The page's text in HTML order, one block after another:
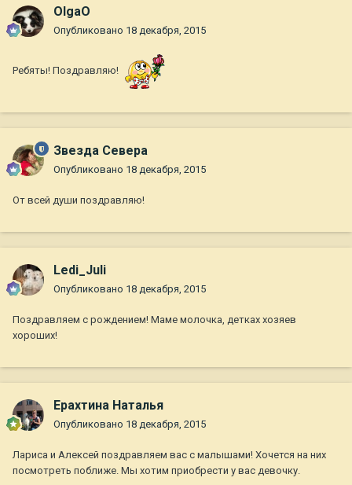
OlgaO
Опубликовано 18 декабря, 2015
Ребяты! Поздравляю!
Звезда Севера
Опубликовано 18 декабря, 2015
От всей души поздравляю!
Ledi_Juli
Опубликовано 18 декабря, 2015
Поздравляем с рождением! Маме молочка, детках хозяев
хороших!
Ерахтина Наталья
Опубликовано 18 декабря, 2015
Лариса и Алексей поздравляем вас с малышами! Хочется на них
посмотреть поближе. Мы хотим приобрести у вас девочку.